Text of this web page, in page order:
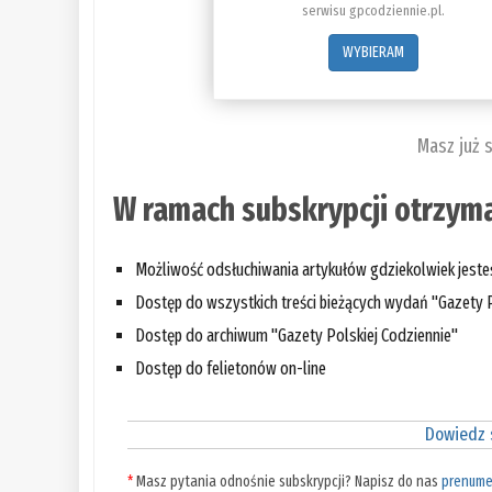
serwisu gpcodziennie.pl.
WYBIERAM
Masz już
W ramach subskrypcji
Możliwość odsłuchiwania artykułów gdziekolwiek
Dostęp do wszystkich treści bieżących wydań "Gazety
Dostęp do archiwum "Gazety Polskiej Codziennie"
Dostęp do felietonów on-line
Dowiedz
*Masz pytania odnośnie subskrypcji? Napisz do nas